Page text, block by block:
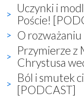
Uczynki i
Poście!
O
Przymierze z
Chrystusa
Ból i smutek
[PODCAST]